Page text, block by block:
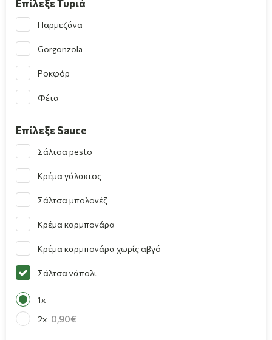
Επίλεξε Τυριά
Παρμεζάνα
Gorgonzola
Ροκφόρ
Φέτα
Επίλεξε Sauce
Σάλτσα pesto
Κρέμα γάλακτος
Σάλτσα μπολονέζ
Κρέμα καρμπονάρα
Κρέμα καρμπονάρα χωρίς αβγό
Σάλτσα νάπολι
1x
2x 0,90